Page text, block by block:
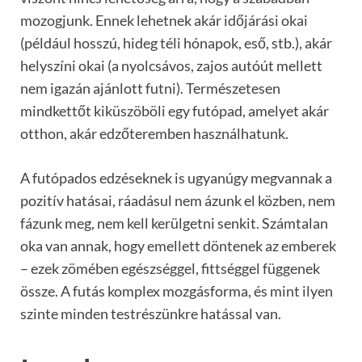
mozogjunk. Ennek lehetnek akár időjárási okai
(például hosszú, hideg téli hónapok, eső, stb.), akár
helyszíni okai (a nyolcsávos, zajos autóút mellett
nem igazán ajánlott futni). Természetesen
mindkettőt kiküszöböli egy futópad, amelyet akár
otthon, akár edzőteremben használhatunk.
A futópados edzéseknek is ugyanúgy megvannak a
pozitív hatásai, ráadásul nem ázunk el közben, nem
fázunk meg, nem kell kerülgetni senkit. Számtalan
oka van annak, hogy emellett döntenek az emberek
– ezek zömében egészséggel, fittséggel függenek
össze. A futás komplex mozgásforma, és mint ilyen
szinte minden testrészünkre hatással van.